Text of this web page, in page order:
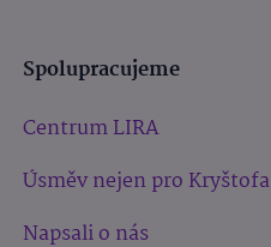
Spolupracujeme
Centrum LIRA
Úsměv nejen pro Kryštofa
Napsali o nás